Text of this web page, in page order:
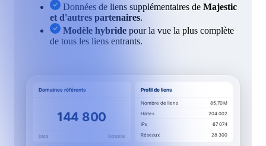
Données de liens supplémentaires de Majestic
et d'autres partenaires.
Modèle hybride pour la vue la plus complète
de tous les liens entrants.
Domaines référents
144 800
Date Domaine
Profil de liens
Nombre de liens
85,70 M
Hôtes
204 002
IPs
67 074
Réseaux 28 300